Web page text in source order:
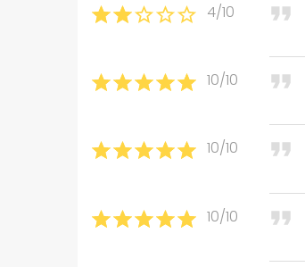
4/10
10/10
10/10
10/10